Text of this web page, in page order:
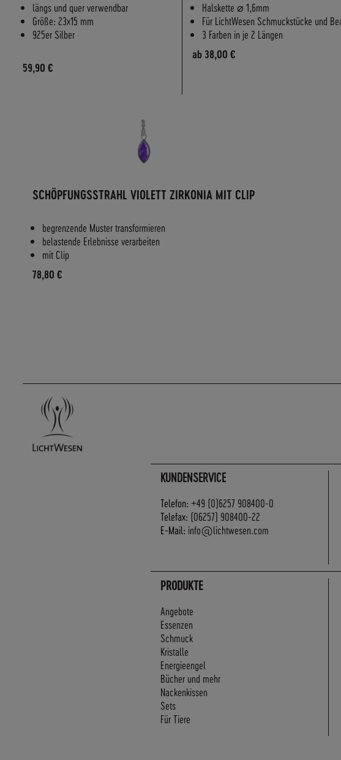
längs und quer verwendbar
Größe: 23x15 mm
925er Silber
59,90 €
Halskette ⌀ 1,6mm
Für LichtWesen Schmuckstücke und
3 Farben in je 2 Längen
ab 38,00 €
SCHÖPFUNGSSTRAHL VIOLETT ZIRKONIA MIT CLIP
begrenzende Muster transformieren
belastende Erlebnisse verarbeiten
mit Clip
78,80 €
KUNDENSERVICE
Telefon: +49 (0)6257 908400-0
Telefax: (06257) 908400-22
E-Mail: info@lichtwesen.com
PRODUKTE
Angebote
Essenzen
Schmuck
Kristalle
Energieengel
Bücher und mehr
Nackenkissen
Sets
Für Tiere